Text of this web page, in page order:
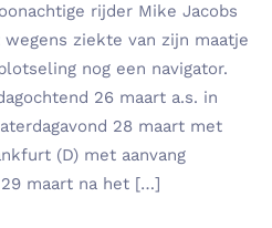
rijder Mike Jacobs
wegens ziekte van zijn maatje
nog een navigator.
26 maart a.s. in
28 maart met
(D) met aanvang
maart na het […]